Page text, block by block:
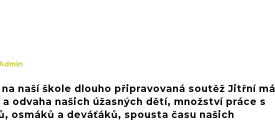
naší škole dlouho připravovaná soutěž Jitřní má
odvaha našich úžasných dětí, množství práce s
osmáků a deváťáků, spousta času našich